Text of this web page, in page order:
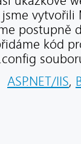
vytvořili
postupně
kód
ASP.NET/IIS,